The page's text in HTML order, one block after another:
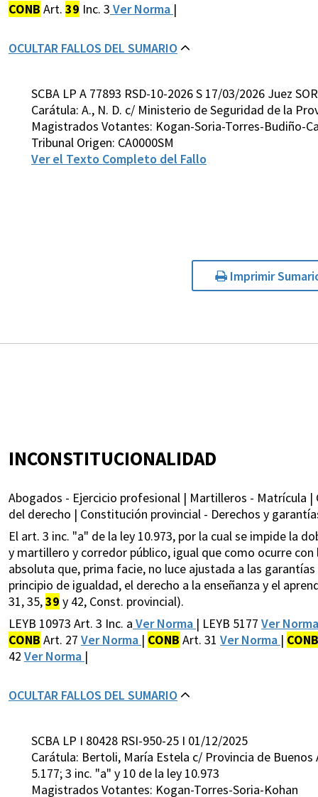
CONB Art. 39 Inc. 3 Ver Norma |
OCULTAR FALLOS DEL SUMARIO
SCBA LP A 77893 RSD-10-2026 S 17/03/2026 Juez
Carátula: A., N. D. c/ Ministerio de Seguridad de la
Magistrados Votantes: Kogan-Soria-Torres-Budiño-
Tribunal Origen: CA0000SM
Ver el Texto Completo del Fallo
Imprimir
INCONSTITUCIONALIDAD
Abogados - Ejercicio profesional | Martilleros - Matrícula
del derecho | Constitución provincial - Derechos y
El art. 3 inc. "a" de la ley 10.973, por la cual se impide la
y martillero y corredor público, igual que como ocurre
absoluta que, prima facie, no luce ajustada a las
principio de igualdad, el derecho a la enseñanza y el
31, 35,39 y 42, Const. provincial).
LEYB 10973 Art. 3 Inc. a Ver Norma | LEYB 5177 Ver
CONB Art. 27 Ver Norma | CONB Art. 31 Ver Norma | CONB
42 Ver Norma |
OCULTAR FALLOS DEL SUMARIO
SCBA LP I 80428 RSI-950-25 I 01/12/2025
Carátula: Bertoli, María Estela c/ Provincia de
5.177; 3 inc. "a" y 10 de la ley 10.973
Magistrados Votantes: Kogan-Torres-Soria-Kohan